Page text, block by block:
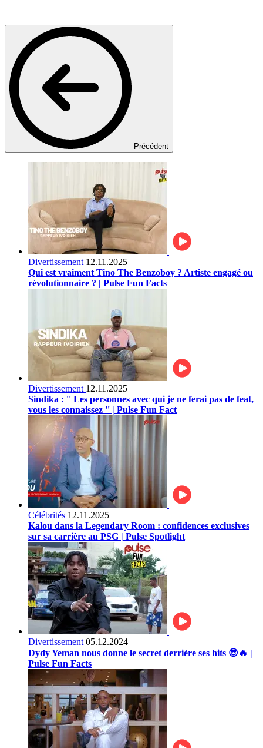
Précédent
Divertissement 12.11.2025
Qui est vraiment Tino The Benzoboy ? Artiste engagé ou
révolutionnaire ? | Pulse Fun Facts
Divertissement 12.11.2025
Sindika : '' Les personnes avec qui je ne ferai pas de feat,
vous les connaissez '' | Pulse Fun Fact
Célébrités 12.11.2025
Kalou dans la Legendary Room : confidences exclusives
sur sa carrière au PSG | Pulse Spotlight
Divertissement 05.12.2024
Dydy Yeman nous donne le secret derrière ses hits 😎🔥 |
Pulse Fun Facts